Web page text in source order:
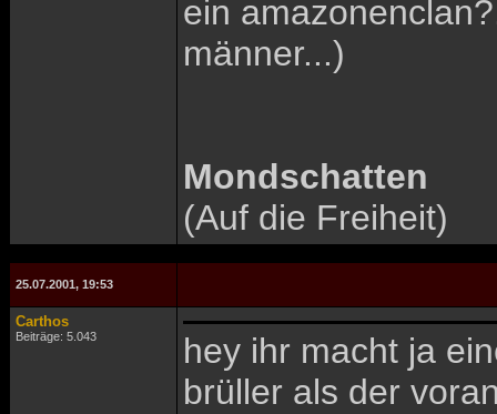
ein
männer...)
Mondschatten
(Auf die Freiheit)
25.07.2001, 19:53
Carthos
Beiträge: 5.043
hey ihr macht ja
brüller als der